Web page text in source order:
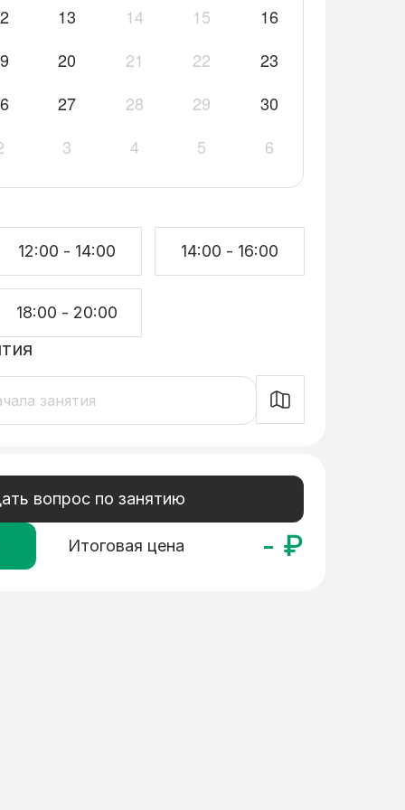
13 14 15
16
20 21 22
23
27 28 29
30
3 4 5 6
12:00 - 14:00 14:00 - 16:00
18:00 - 20:00
вопрос по занятию
Итоговая цена - ₽